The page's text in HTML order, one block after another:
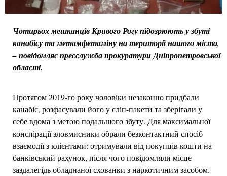
Чотирьох мешканців Кривого Рогу підозрюють у збуті
канабісу та метамфетаміну на території нашого міста,
– повідомляє пресслужба прокуратури Дніпропетровської
області.
Протягом 2019-го року чоловіки незаконно придбали
канабіс, розфасували його у сліп-пакети та зберігали у
себе вдома з метою подальшого збуту. Для максимальної
конспірації зловмисники обрали безконтактний спосіб
взаємодії з клієнтами: отримували від покупців кошти на
банківський рахунок, після чого повідомляли місце
заздалегідь обладнаної схованки з наркотичним засобом.